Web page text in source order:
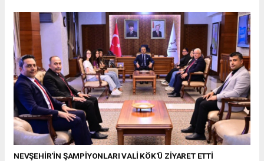
NEVŞEHİR'İN ŞAMPİYONLARI VALİ KÖK'Ü ZİYARET ETTİ